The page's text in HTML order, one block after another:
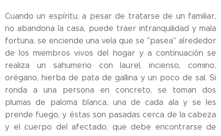
Cuando un espíritu, a pesar de tratarse de un familiar,
no abandona la casa, puede traer intranquilidad y mala
fortuna, se enciende una vela que se "pasea" alrededor
de los miembros vivos del hogar y a continuación se
realiza un sahumerio con laurel, incienso, comino,
orégano, hierba de pata de gallina y un poco de sal. Si
ronda a una persona en concreto, se toman dos
plumas de paloma blanca, una de cada ala y se les
prende fuego, y éstas son pasadas cerca de la cabeza
y el cuerpo del afectado, que debe encontrarse de